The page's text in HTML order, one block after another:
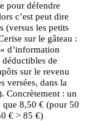
pour défendre
c’est peut dire
(versus les petits
sur le gâteau :
d’information
de
sur le revenu
versées, dans la
Concrètement : un
que 8,50 € (pour 50
€ > 85 €)